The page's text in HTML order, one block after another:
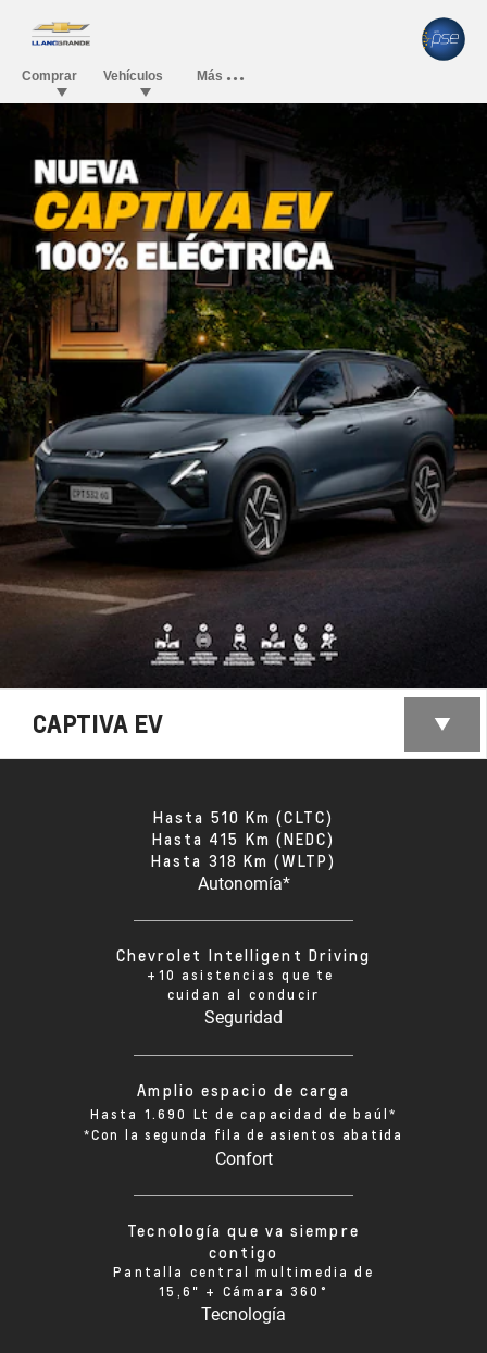
CAPTIVA EV
Hasta 510 Km (CLTC)
Hasta 415 Km (NEDC)
Hasta 318 Km (WLTP)
Autonomía*
Chevrolet Intelligent Driving
+10 asistencias que te
cuidan al conducir
Seguridad
Amplio espacio de carga
Hasta 1.690 Lt de capacidad de baúl*
*Con la segunda fila de asientos abatida
Confort
Tecnología que va siempre
contigo
Pantalla central multimedia de
15,6" + Cámara 360°
Tecnología